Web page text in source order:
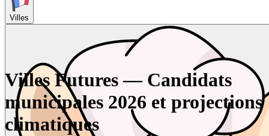
Villes
Villes Futures — Candidats
municipales 2026 et projections
climatiques